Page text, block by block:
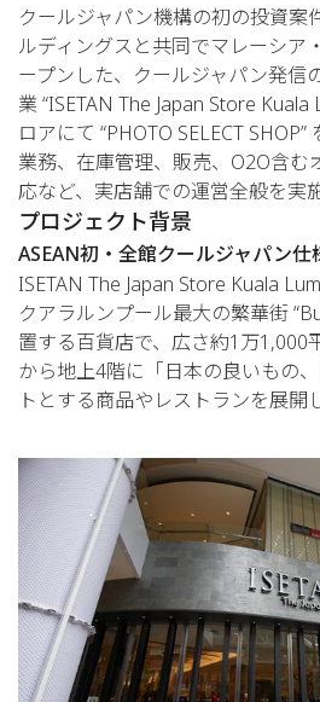
クールジャパン機構の初の投資案
ルディングスと共同でマレーシア
ープンした、クールジャパン発信
業 “ISETAN The Japan Store
ロアにて “PHOTO SELECT
業務、在庫管理、販売、O2O含む
応など、実店舗での運営全般を実
プロジェクト背景
ASEAN初・全館クールジャパン仕
ISETAN The Japan Store Kuala
クアラルンプール最大の繁華街
置する百貨店で、広さ約1万1,000
から地上4階に「日本の良いもの
トとする商品やレストランを展開